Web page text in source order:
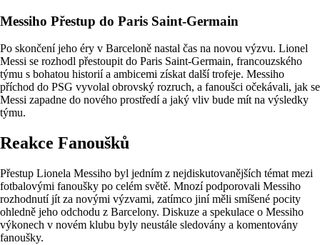
Messiho Přestup do Paris Saint-Germain
Po skončení jeho éry v Barceloně nastal čas na novou výzvu. Lionel
Messi se rozhodl přestoupit do Paris Saint-Germain, francouzského
týmu s bohatou historií a ambicemi získat další trofeje. Messiho
příchod do PSG vyvolal obrovský rozruch, a fanoušci očekávali, jak se
Messi zapadne do nového prostředí a jaký vliv bude mít na výsledky
týmu.
Reakce Fanoušků
Přestup Lionela Messiho byl jedním z nejdiskutovanějších témat mezi
fotbalovými fanoušky po celém světě. Mnozí podporovali Messiho
rozhodnutí jít za novými výzvami, zatímco jiní měli smíšené pocity
ohledně jeho odchodu z Barcelony. Diskuze a spekulace o Messiho
výkonech v novém klubu byly neustále sledovány a komentovány
fanoušky.